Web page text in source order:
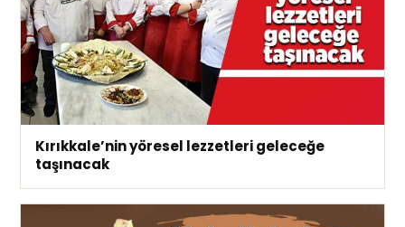
Kırıkkale’nin yöresel lezzetleri geleceğe
taşınacak